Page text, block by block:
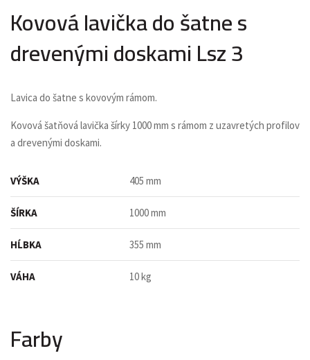
Kovová lavička do šatne s
drevenými doskami Lsz 3
Lavica do šatne s kovovým rámom.
Kovová šatňová lavička šírky 1000 mm s rámom z uzavretých profilov
a drevenými doskami.
VÝŠKA 405 mm
ŠÍRKA 1000 mm
HĹBKA 355 mm
VÁHA 10 kg
Farby